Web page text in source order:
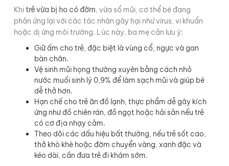
Khitrẻ vừa bị ho có đờm, vừa sổ mũi, cơ thể bé đang
phản ứng lại với các tác nhân gây hại như virus, vi khuẩn
hoặc dị ứng môi trường. Lúc này, ba mẹ cần lưu ý:
Giữ ấm cho trẻ, đặc biệt là vùng cổ, ngực và gan
bàn chân.
Vệ sinh mũi họng thường xuyên bằng cách nhỏ
nước muối sinh lý 0,9% để làm sạch mũi và giúp bé
dễ thở hơn.
Hạn chế cho trẻ ăn đồ lạnh, thực phẩm dễ gây kích
ứng như đồ chiên rán, đồ ngọt hoặc hải sản nếu trẻ
có cơ địa nhạy cảm.
Theo dõi các dấu hiệu bất thường, nếu trẻ sốt cao,
thở khò khè hoặc đờm chuyển vàng, xanh đặc và
kéo dài, cần đưa trẻ đi khám sớm.